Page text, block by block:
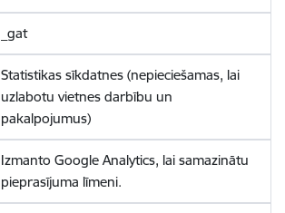
_gat
Statistikas sīkdatnes (nepieciešamas, lai
uzlabotu vietnes darbību un
pakalpojumus)
Izmanto Google Analytics, lai samazinātu
pieprasījuma līmeni.